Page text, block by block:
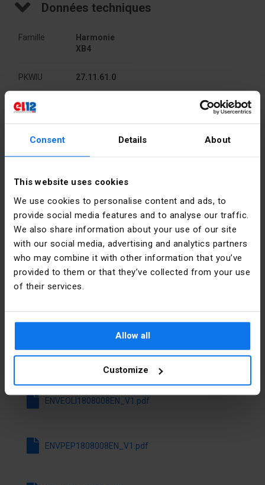
Consent Details About
This website uses cookies
We use cookies to personalise content and ads, to
provide social media features and to analyse our traffic.
We also share information about your use of our site
with our social media, advertising and analytics partners
who may combine it with other information that you’ve
provided to them or that they’ve collected from your use
of their services.
Allow all
Customize
Données techniques
Famille
Harmonie
XB4
PKWIU 27.11.61.0
Autres données techniques
Wbudowany
transformator
Z
rezystorem
ograniczającym
Non
Zawiera
źródło
światła
Oui
znamionowe
Ue przy AC
50 Hz
24 ... 24 V
Napięcie
znamionowe
Producteur
Schneider
Polska
Adresse
02-673
Warszawa
Konstruktorska
12 Polska
E-mail poland.helpdesk@se.com
Fichiers à télécharger
Télécharger tous les fichiers
ENVEOLI1808008EN_V1.pdf
ENVPEP1808008EN_V1.pdf